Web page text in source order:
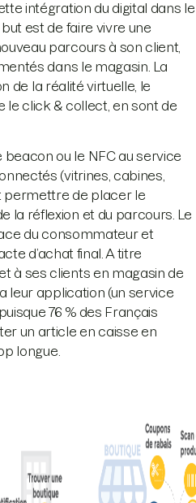
intégration du digital dans le
est de faire vivre une
parcours à son client,
dans le magasin. La
de la réalité virtuelle, le
le click & collect, en sont de
ou le NFC au service
(vitrines, cabines,
permettre de placer le
la réflexion et du parcours. Le
du consommateur et
d’achat final. A titre
à ses clients en magasin de
leur application (un service
76 % des Français
un article en caisse en
longue.